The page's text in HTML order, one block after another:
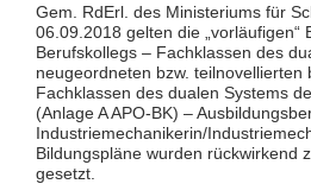
Gem. RdErl. des Ministeriums für
06.09.2018 gelten die „vorläufigen“
Berufskollegs – Fachklassen des
neugeordneten bzw. teilnovellierten
Fachklassen des dualen Systems
(Anlage A APO-BK) –
Industriemechanikerin/
Bildungspläne wurden rückwirkend
gesetzt.